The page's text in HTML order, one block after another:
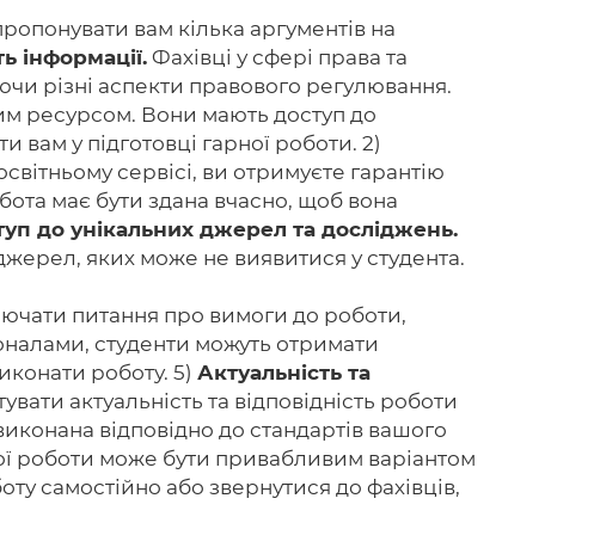
вам кілька аргументів на
інформації. Фахівці у сфері права та
різні аспекти правового регулювання.
ресурсом. Вони мають доступ до
вам у підготовці гарної роботи. 2)
сервісі, ви отримуєте гарантію
має бути здана вчасно, щоб вона
до унікальних джерел та досліджень.
яких може не виявитися у студента.
питання про вимоги до роботи,
студенти можуть отримати
роботу. 5) Актуальність та
актуальність та відповідність роботи
відповідно до стандартів вашого
роботи може бути привабливим варіантом
самостійно або звернутися до фахівців,